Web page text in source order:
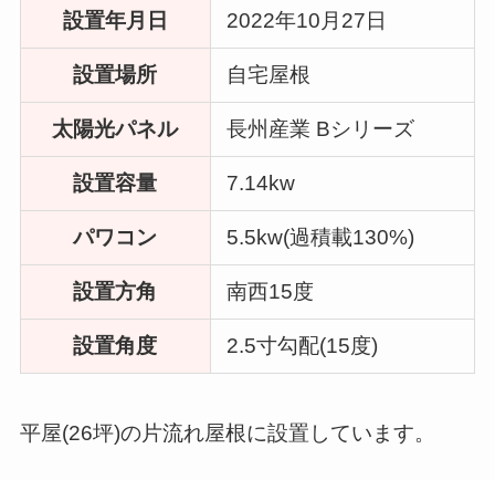
設置年月日 2022年10月27日
設置場所 自宅屋根
太陽光パネル 長州産業 Bシリーズ
設置容量 7.14kw
パワコン 5.5kw(過積載130%)
設置方角 南西15度
設置角度 2.5寸勾配(15度)
平屋(26坪)の片流れ屋根に設置しています。